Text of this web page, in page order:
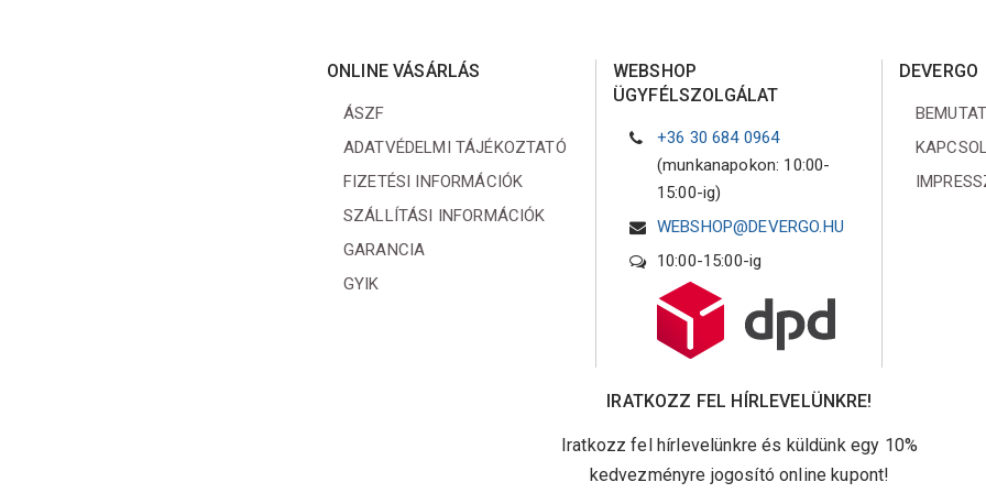
ONLINE VÁSÁRLÁS
ÁSZF
ADATVÉDELMI TÁJÉKOZTATÓ
FIZETÉSI INFORMÁCIÓK
SZÁLLÍTÁSI INFORMÁCIÓK
GARANCIA
GYIK
WEBSHOP
ÜGYFÉLSZOLGÁLAT
+36 30 684 0964
(munkanapokon: 10:00-
15:00-ig)
WEBSHOP@DEVERGO.HU
10:00-15:00-ig
DEVERGO
IRATKOZZ FEL HÍRLEVELÜNKRE!
Iratkozz fel hírlevelünkre és küldünk egy 10%
kedvezményre jogosító online kupont!